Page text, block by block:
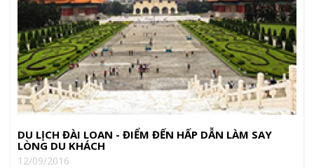
DU LỊCH ĐÀI LOAN - ĐIỂM ĐẾN HẤP DẪN LÀM SAY
LÒNG DU KHÁCH
12/09/2016